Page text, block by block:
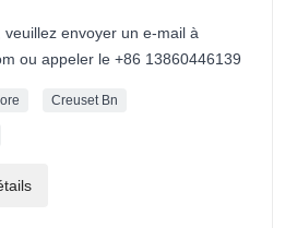
envoyer un e-mail à
ou appeler le +86 13860446139
Creuset Bn